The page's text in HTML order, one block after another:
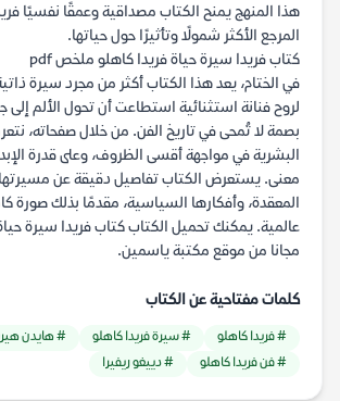
هذا المنهج يمنح الكتاب مصداقية وعمقًا نفسيًا
المرجع الأكثر شمولًا وتأثيرًا حول حياتها.
كتاب فريدا سيرة حياة فريدا كاهلو ملخص pdf
في الختام، يعد هذا الكتاب أكثر من مجرد سيرة
لروح فنانة استثنائية استطاعت أن تحول الألم إلى
بصمة لا تُمحى في تاريخ الفن. من خلال صفحاته،
البشرية في مواجهة أقسى الظروف، وعلى قدرة
معنى. يستعرض الكتاب تفاصيل دقيقة عن مسيرتها
المعقدة، وأفكارها السياسية، مقدمًا بذلك صورة
مجانا من موقع مكتبة ياسمين.
كلمات مفتاحية عن الكتاب
# فريدا كاهلو # سيرة فريدا كاهلو
# هايدن
# فن فريدا كاهلو
# دييغو ريفيرا